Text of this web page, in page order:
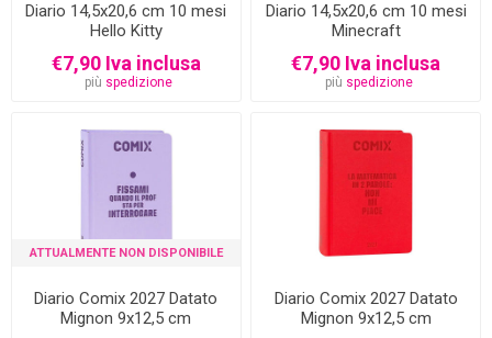
Diario 14,5x20,6 cm 10 mesi
Hello Kitty
€7,90 Iva inclusa
più spedizione
Diario 14,5x20,6 cm 10 mesi
Minecraft
€7,90 Iva inclusa
più spedizione
ATTUALMENTE NON DISPONIBILE
Diario Comix 2027 Datato
Mignon 9x12,5 cm
Diario Comix 2027 Datato
Mignon 9x12,5 cm